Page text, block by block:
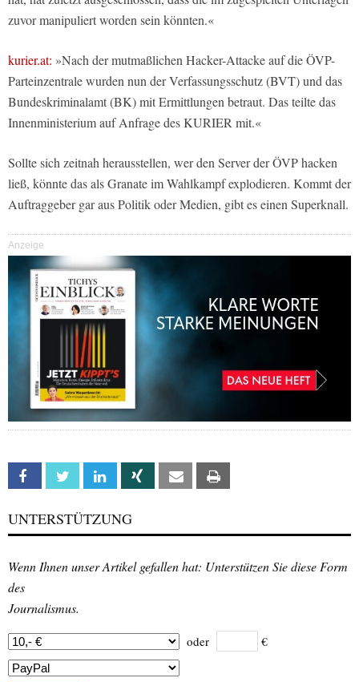
zuvor manipuliert worden sein könnten.«
kurier.at: »Nach der mutmaßlichen Hacker-Attacke auf die ÖVP-
Parteinzentrale wurden nun derVerfassungsschutz(BVT) und das
Bundeskriminalamt(BK) mit Ermittlungen betraut. Das teilte das
Innenministeriumauf Anfrage des KURIER mit.«
Sollte sich zeitnah herausstellen, wer den Server der ÖVP hacken
ließ, könnte das als Granate im Wahlkampf explodieren. Kommt der
Auftraggeber gar aus Politik oder Medien, gibt es einen Superknall.
Anzeige
Facebook Twitter Linkedin Xing Email
UNTERSTÜTZUNG
Wenn Ihnen unser Artikel gefallen hat: Unterstützen Sie diese Form
des
Journalismus.
oder €